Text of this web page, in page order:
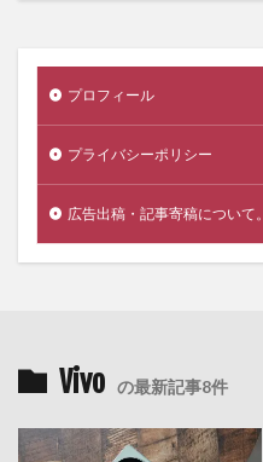
プロフィール
プライバシーポリシー
広告出稿・記事寄稿について。
Vivo の最新記事8件